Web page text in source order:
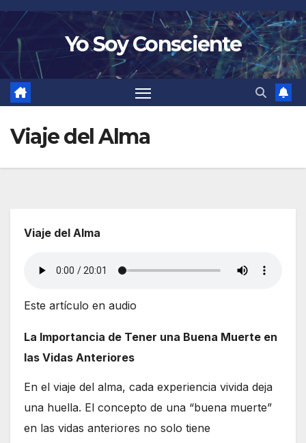
Saltar
contenido
Yo Soy Consciente
Viaje del Alma
Viaje del Alma
Este artículo en audio
La Importancia de Tener una Buena Muerte en
las Vidas Anteriores
En el viaje del alma, cada experiencia vivida deja
una huella. El concepto de una “buena muerte”
en las vidas anteriores no solo tiene